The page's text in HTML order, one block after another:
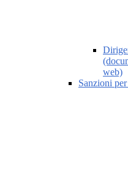
web)
Sanzioni